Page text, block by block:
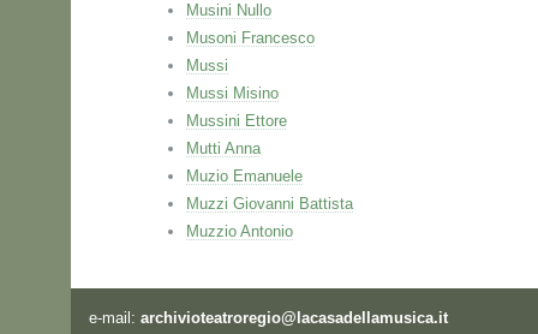
Musini Nullo
Musoni Francesco
Mussi
Mussi Misino
Mussini Ettore
Mutti Anna
Muzio Emanuele
Muzzi Giovanni Battista
Muzzio Antonio
e-mail: archivioteatroregio@lacasadellamusica.it